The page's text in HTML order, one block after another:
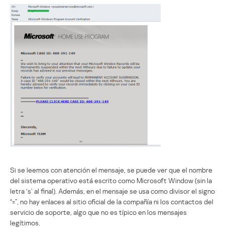
Si se leemos con atención el mensaje, se puede ver que el nombre
del sistema operativo está escrito como Microsoft Window (sin la
letra ‘s’ al final). Además, en el mensaje se usa como divisor el signo
“=”, no hay enlaces al sitio oficial de la compañía ni los contactos del
servicio de soporte, algo que no es típico en los mensajes
legítimos.